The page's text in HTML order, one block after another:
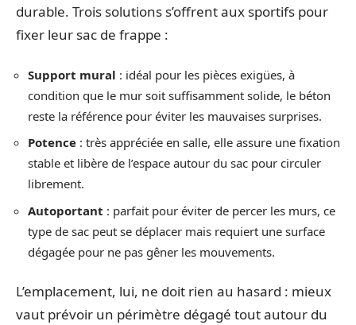
durable. Trois solutions s’offrent aux sportifs pour
fixer leur sac de frappe :
Support mural : idéal pour les pièces exigües, à
condition que le mur soit suffisamment solide, le béton
reste la référence pour éviter les mauvaises surprises.
Potence : très appréciée en salle, elle assure une fixation
stable et libère de l’espace autour du sac pour circuler
librement.
Autoportant : parfait pour éviter de percer les murs, ce
type de sac peut se déplacer mais requiert une surface
dégagée pour ne pas gêner les mouvements.
L’emplacement, lui, ne doit rien au hasard : mieux
vaut prévoir un périmètre dégagé tout autour du